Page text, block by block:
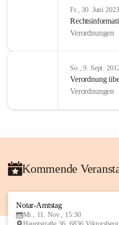
Fr., 30. Juni 2023
Verordnungen
So., 9. Sept.
Verordnung
Verordnungen
Kommende
Notar-Amtstag
Mi., 11. Nov., 15:30